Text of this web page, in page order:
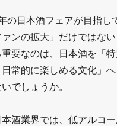
の日本酒フェアが目指し
ンの拡大」だけではな
要なのは、日本酒を「
常的に楽しめる文化」
でしょうか。
酒業界では、低アルコ